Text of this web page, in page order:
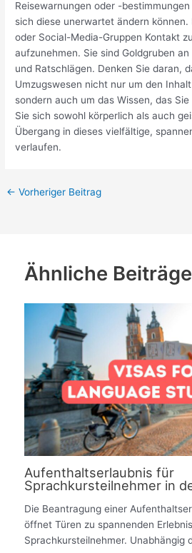
Reisewarnungen oder -
sich diese unerwartet ändern können.
oder Social-Media-Gruppen Kontakt
aufzunehmen. Sie sind Goldgruben
und Ratschlägen. Denken Sie daran,
Umzugswesen nicht nur um den
sondern auch um das Wissen, das
Sie sich sowohl körperlich als auch
Übergang in dieses vielfältige,
verlaufen.
← Vorheriger Beitrag
Ähnliche Beiträge
Aufenthaltserlaubnis für
Sprachkursteilnehmer in
Die Beantragung einer
öffnet Türen zu spannenden
Sprachkursteilnehmer. Unabhängig